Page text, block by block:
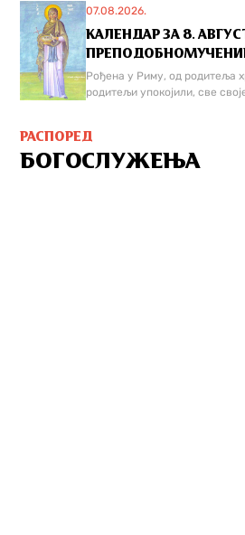
07.08.2026.
КАЛЕНДАР ЗА 8.
Рођена у Риму, од родитеља
родитељи упокојили, све
РАСПОРЕД
БОГОСЛУЖЕЊА